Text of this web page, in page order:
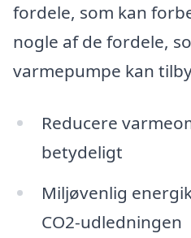
fordele, som kan
nogle af de fordele,
varmepumpe kan
Reducere
betydeligt
Miljøvenlig
CO2-udledningen